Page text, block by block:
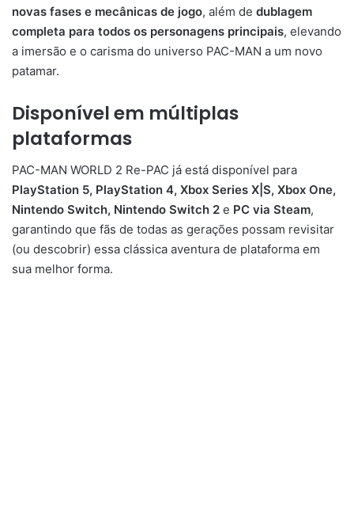
novas fases e mecânicas de jogo, além de dublagem
completa para todos os personagens principais, elevando
a imersão e o carisma do universo PAC-MAN a um novo
patamar.
Disponível em múltiplas
plataformas
PAC-MAN WORLD 2 Re-PAC já está disponível para
PlayStation 5, PlayStation 4, Xbox Series X|S, Xbox One,
Nintendo Switch, Nintendo Switch 2 e PC via Steam,
garantindo que fãs de todas as gerações possam revisitar
(ou descobrir) essa clássica aventura de plataforma em
sua melhor forma.